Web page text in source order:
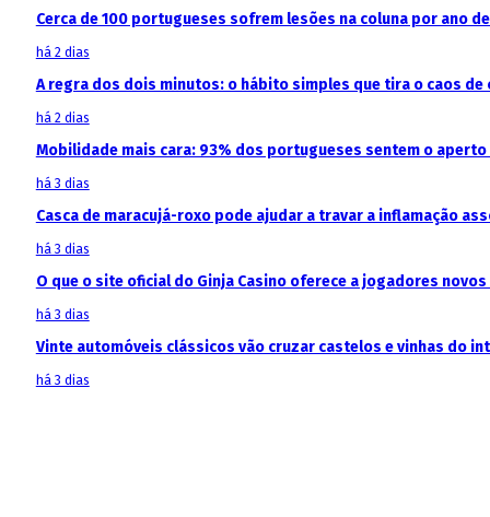
Cerca de 100 portugueses sofrem lesões na coluna por ano
há 2 dias
A regra dos dois minutos: o hábito simples que tira o caos de
há 2 dias
Mobilidade mais cara: 93% dos portugueses sentem o
há 3 dias
Casca de maracujá-roxo pode ajudar a travar a inflamação
há 3 dias
O que o site oficial do Ginja Casino oferece a jogadores
há 3 dias
Vinte automóveis clássicos vão cruzar castelos e vinhas do
há 3 dias